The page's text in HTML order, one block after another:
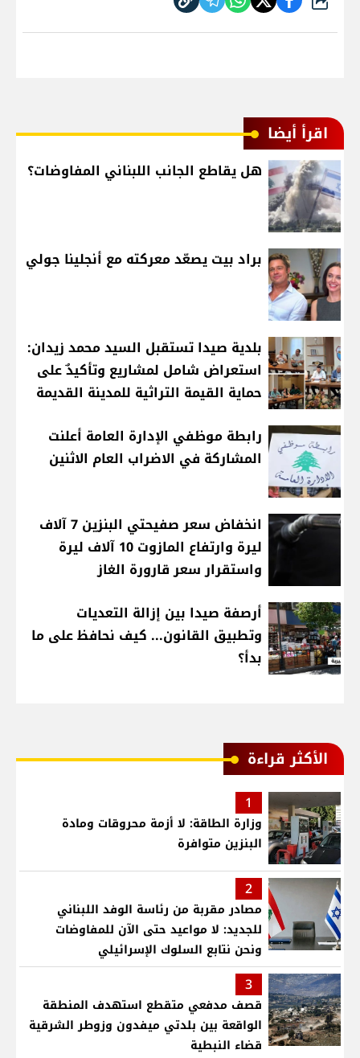
شارك
اقرأ أيضا
هل يقاطع الجانب اللبناني المفاوضات؟
براد بيت يصعّد معركته مع أنجلينا جولي
بلدية صيدا تستقبل السيد محمد زيدان:
استعراض شامل لمشاريع وتأكيدٌ على
حماية القيمة التراثية للمدينة القديمة
رابطة موظفي الإدارة العامة أعلنت
المشاركة في الاضراب العام الاثنين
انخفاض سعر صفيحتي البنزين 7 آلاف
ليرة وارتفاع المازوت 10 آلاف ليرة
واستقرار سعر قارورة الغاز
أرصفة صيدا بين إزالة التعديات
وتطبيق القانون... كيف نحافظ على ما
بدأ؟
الأكثر قراءة
1
وزارة الطاقة: لا أزمة محروقات ومادة
البنزين متوافرة
2
مصادر مقربة من رئاسة الوفد اللبناني
للجديد: لا مواعيد حتى الآن للمفاوضات
ونحن نتابع السلوك الإسرائيلي
3
قصف مدفعي متقطع استهدف المنطقة
الواقعة بين بلدتي ميفدون وزوطر الشرقية
قضاء النبطية